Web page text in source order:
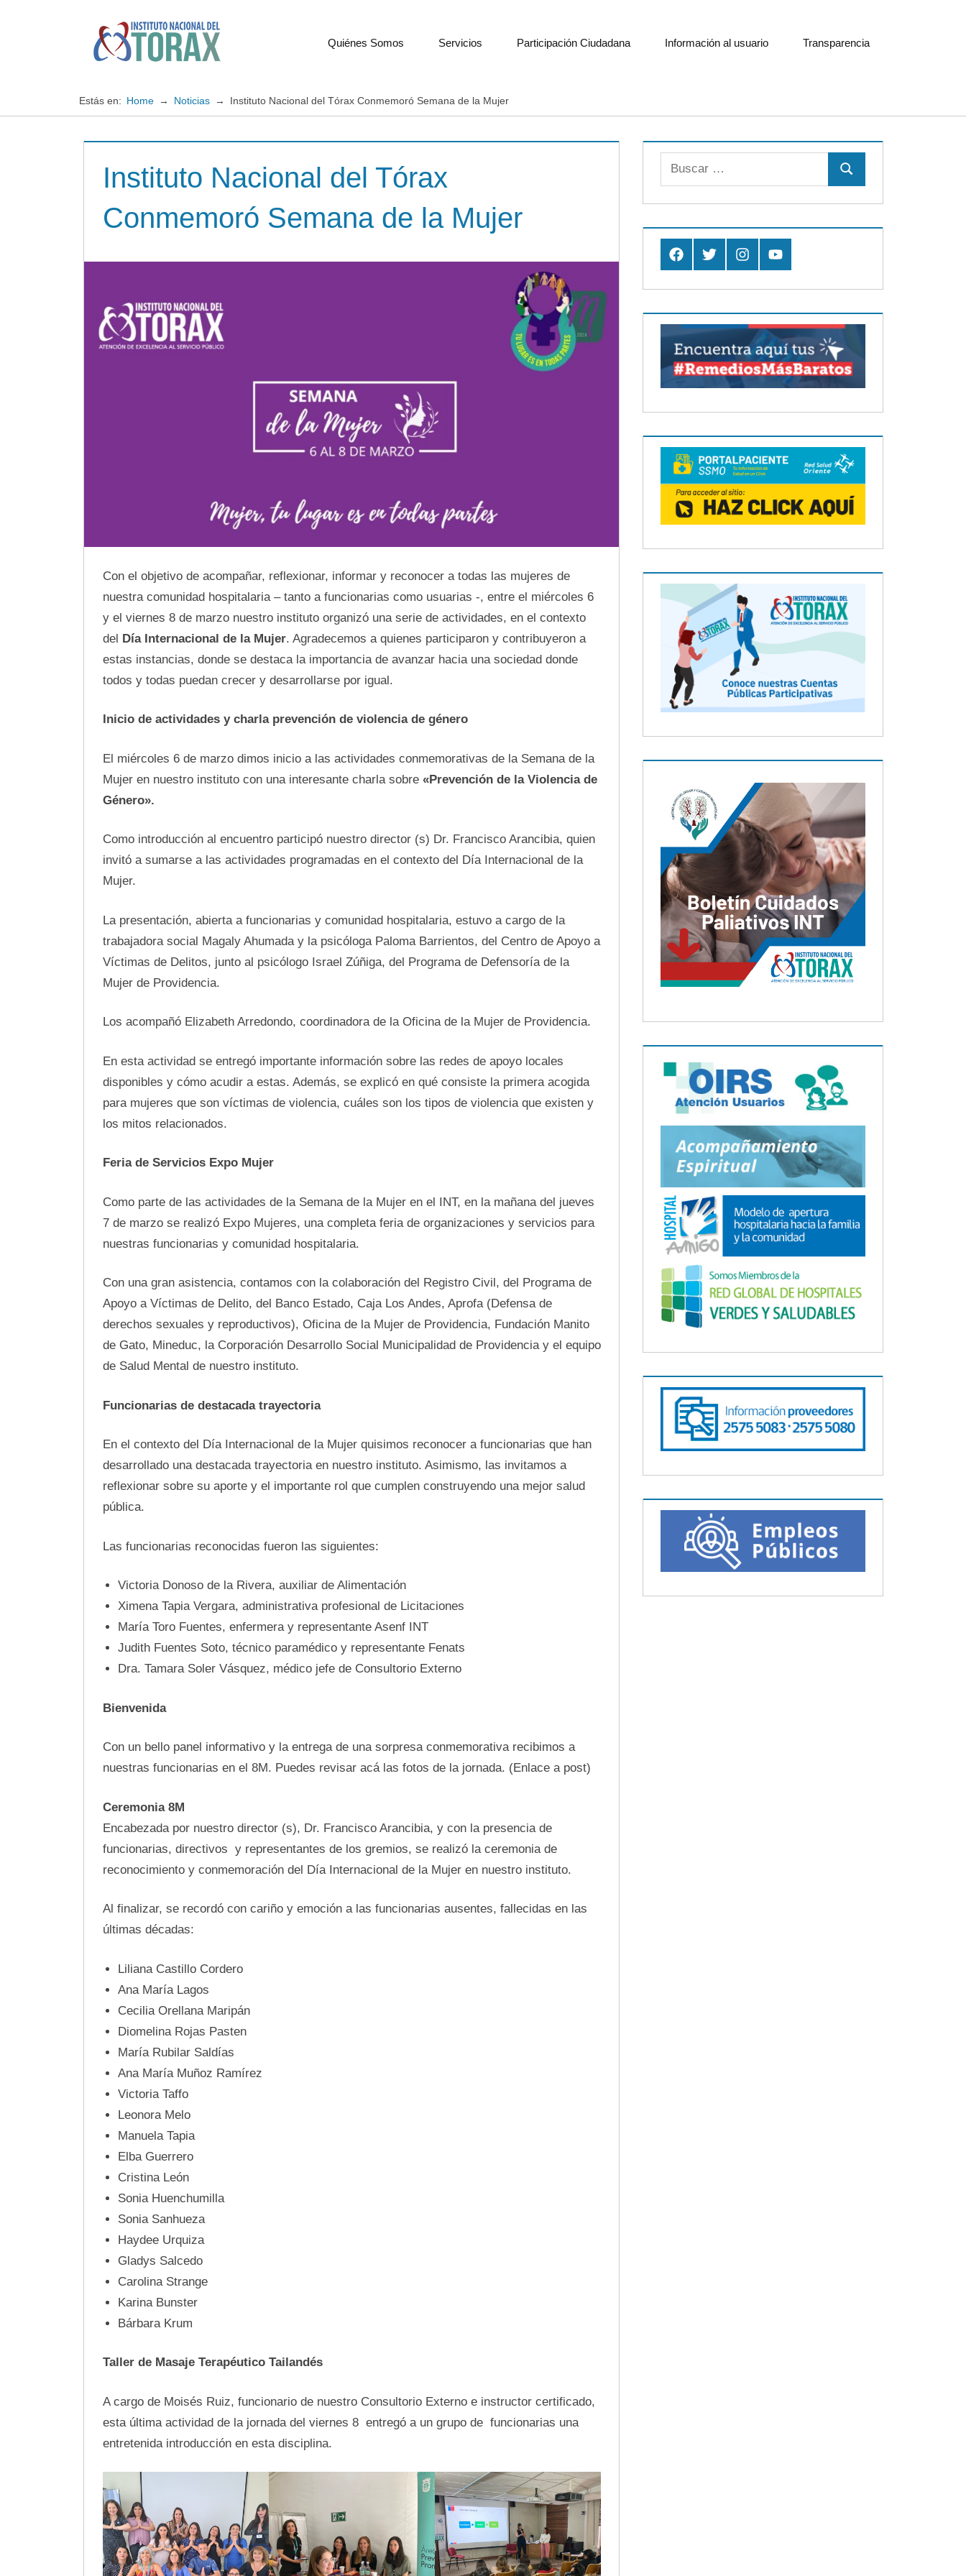
Instituto
Nacional
del
TORAX
Especialistas
cardiopulmonares
Quiénes Somos Servicios Participación Ciudadana Información al usuario Transparencia
Estás en: Home Noticias Instituto Nacional del Tórax Conmemoró Semana de la Mujer
Instituto Nacional del Tórax
Conmemoró Semana de la Mujer
Con el objetivo de acompañar, reflexionar, informar y reconocer a todas las mujeres de
nuestra comunidad hospitalaria – tanto a funcionarias como usuarias -, entre el miércoles 6
y el viernes 8 de marzo nuestro instituto organizó una serie de actividades, en el contexto
del Día Internacional de la Mujer. Agradecemos a quienes participaron y contribuyeron a
estas instancias, donde se destaca la importancia de avanzar hacia una sociedad donde
todos y todas puedan crecer y desarrollarse por igual.
Inicio de actividades y charla prevención de violencia de género
El miércoles 6 de marzo dimos inicio a las actividades conmemorativas de la Semana de la
Mujer en nuestro instituto con una interesante charla sobre «Prevención de la Violencia de
Género».
Como introducción al encuentro participó nuestro director (s) Dr. Francisco Arancibia, quien
invitó a sumarse a las actividades programadas en el contexto del Día Internacional de la
Mujer.
La presentación, abierta a funcionarias y comunidad hospitalaria, estuvo a cargo de la
trabajadora social Magaly Ahumada y la psicóloga Paloma Barrientos, del Centro de Apoyo a
Víctimas de Delitos, junto al psicólogo Israel Zúñiga, del Programa de Defensoría de la
Mujer de Providencia.
Los acompañó Elizabeth Arredondo, coordinadora de la Oficina de la Mujer de Providencia.
En esta actividad se entregó importante información sobre las redes de apoyo locales
disponibles y cómo acudir a estas. Además, se explicó en qué consiste la primera acogida
para mujeres que son víctimas de violencia, cuáles son los tipos de violencia que existen y
los mitos relacionados.
Feria de Servicios Expo Mujer
Como parte de las actividades de la Semana de la Mujer en el INT, en la mañana del jueves
7 de marzo se realizó Expo Mujeres, una completa feria de organizaciones y servicios para
nuestras funcionarias y comunidad hospitalaria.
Con una gran asistencia, contamos con la colaboración del Registro Civil, del Programa de
Apoyo a Víctimas de Delito, del Banco Estado, Caja Los Andes, Aprofa (Defensa de
derechos sexuales y reproductivos), Oficina de la Mujer de Providencia, Fundación Manito
de Gato, Mineduc, la Corporación Desarrollo Social Municipalidad de Providencia y el equipo
de Salud Mental de nuestro instituto.
Funcionarias de destacada trayectoria
En el contexto del Día Internacional de la Mujer quisimos reconocer a funcionarias que han
desarrollado una destacada trayectoria en nuestro instituto. Asimismo, las invitamos a
reflexionar sobre su aporte y el importante rol que cumplen construyendo una mejor salud
pública.
Las funcionarias reconocidas fueron las siguientes:
Victoria Donoso de la Rivera, auxiliar de Alimentación
Ximena Tapia Vergara, administrativa profesional de Licitaciones
María Toro Fuentes, enfermera y representante Asenf INT
Judith Fuentes Soto, técnico paramédico y representante Fenats
Dra. Tamara Soler Vásquez, médico jefe de Consultorio Externo
Bienvenida
Con un bello panel informativo y la entrega de una sorpresa conmemorativa recibimos a
nuestras funcionarias en el 8M. Puedes revisar acá las fotos de la jornada. (Enlace a post)
Ceremonia 8M
Encabezada por nuestro director (s), Dr. Francisco Arancibia, y con la presencia de
funcionarias, directivos y representantes de los gremios, se realizó la ceremonia de
reconocimiento y conmemoración del Día Internacional de la Mujer en nuestro instituto.
Al finalizar, se recordó con cariño y emoción a las funcionarias ausentes, fallecidas en las
últimas décadas:
Liliana Castillo Cordero
Ana María Lagos
Cecilia Orellana Maripán
Diomelina Rojas Pasten
María Rubilar Saldías
Ana María Muñoz Ramírez
Victoria Taffo
Leonora Melo
Manuela Tapia
Elba Guerrero
Cristina León
Sonia Huenchumilla
Sonia Sanhueza
Haydee Urquiza
Gladys Salcedo
Carolina Strange
Karina Bunster
Bárbara Krum
Taller de Masaje Terapéutico Tailandés
A cargo de Moisés Ruiz, funcionario de nuestro Consultorio Externo e instructor certificado,
esta última actividad de la jornada del viernes 8 entregó a un grupo de funcionarias una
entretenida introducción en esta disciplina.
Buscar:
Buscar
FacebookTwitter InstagramYoutube